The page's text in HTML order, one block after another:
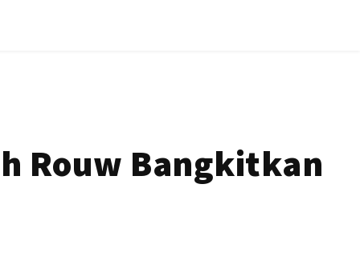
Rouw Bangkitkan